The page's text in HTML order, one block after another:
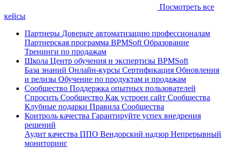
Посмотреть все
кейсы
Партнеры Доверьте автоматизацию профессионалам
Партнерская программа BPMSoft Образование
Тренинги по продажам
Школа Центр обучения и экспертизы BPMSoft
База знаний Онлайн-курсы Сертификация Обновления
и релизы Обучение по продуктам и продажам
Сообщество Поддержка опытных пользователей
Спросить Сообщество Как устроен сайт Сообщества
Клубные подарки Правила Сообщества
Контроль качества Гарантируйте успех внедрения
решений
Аудит качества ППО Вендорский надзор Непрерывный
мониторинг